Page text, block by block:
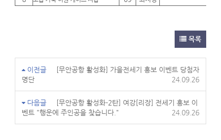
목록
이전글
[무안공항 활성화] 가을전세기 홍보 이벤트 당첨자
명단
24.09.26
다음글
[무안공항 활성화-2탄] 여강[리장] 전세기 홍보 이
벤트 "행운에 주인공을 찾습니다."
24.09.26